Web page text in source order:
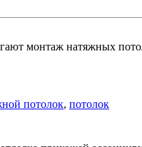
монтаж натяжных
потолок, потолок